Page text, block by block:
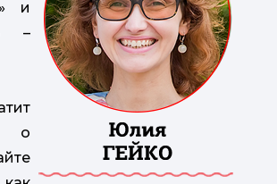
и
–
о